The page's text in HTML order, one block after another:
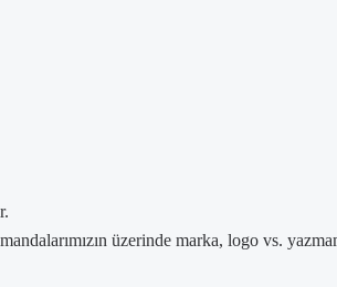
üzerinde marka, logo vs.